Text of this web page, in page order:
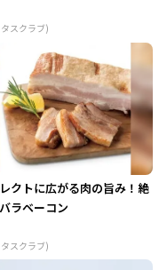
タスクラブ)
クトに広がる肉の旨み！絶
ラベーコン
タスクラブ)